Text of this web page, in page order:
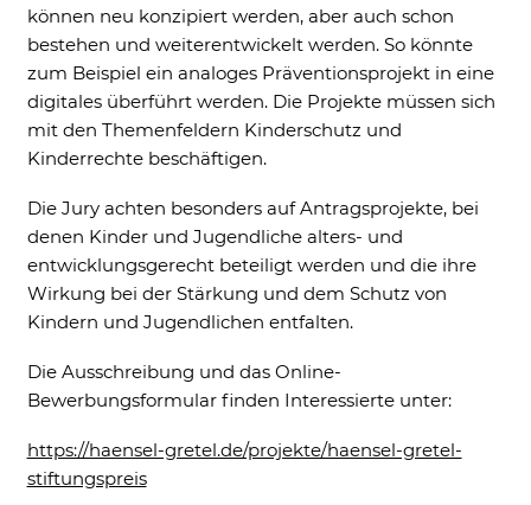
können neu konzipiert werden, aber auch schon
bestehen und weiter­entwickelt werden. So könnte
zum Beispiel ein analoges Präventionsprojekt in eine
digitales überführt werden. Die Projekte müssen sich
mit den Themenfeldern Kinderschutz und
Kinderrechte be­schäftigen.
Die Jury achten besonders auf Antragsprojekte, bei
denen Kinder und Jugendliche alters- und
entwicklungsgerecht beteiligt werden und die ihre
Wirkung bei der Stärkung und dem Schutz von
Kindern und Jugendlichen ent­falten.
Die Ausschreibung und das Online-
Bewerbungsformular finden Interessierte unter:
https://haensel-gretel.de/projekte/haensel-gretel-
stiftungspreis